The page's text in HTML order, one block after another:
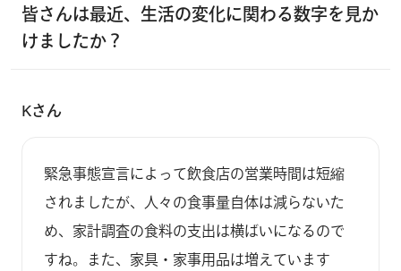
皆さんは最近、生活の変化に関わる数字を見か
けましたか？
Kさん
緊急事態宣言によって飲食店の営業時間は短縮
されましたが、人々の食事量自体は減らないた
め、家計調査の食料の支出は横ばいになるので
すね。また、家具・家事用品は増えています